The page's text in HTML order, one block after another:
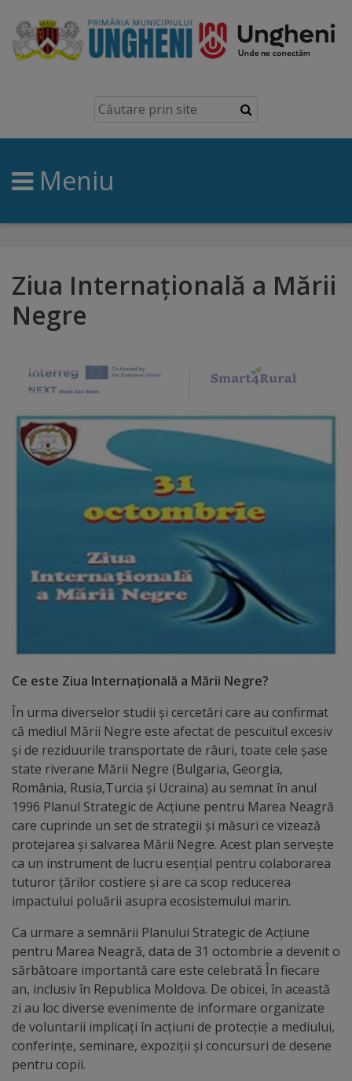
Ungheni
Prezentare
generală
Simbolurile
brand
Orașe
Distincții
Cetățeni
de
Deținători
titlului
„Merite
Diplome
de
Excelență
Ungheniul
turistic
Obiective
turistice
Sculpturi
(harta
sculpturilor)
Monumente
arhitecturale
Meniu
Ziua Internațională a Mării
Negre
Ce este Ziua Internațională a Mării Negre?
În urma diverselor studii și cercetări care au confirmat
că mediul Mării Negre este afectat de pescuitul excesiv
și de reziduurile transportate de râuri, toate cele șase
state riverane Mării Negre (Bulgaria, Georgia,
România, Rusia,Turcia și Ucraina) au semnat în anul
1996 Planul Strategic de Acțiune pentru Marea Neagră
care cuprinde un set de strategii și măsuri ce vizează
protejarea și salvarea Mării Negre. Acest plan servește
ca un instrument de lucru esențial pentru colaborarea
tuturor țărilor costiere și are ca scop reducerea
impactului poluării asupra ecosistemului marin.
Ca urmare a semnării Planului Strategic de Acțiune
pentru Marea Neagră, data de 31 octombrie a devenit o
sărbătoare importantă care este celebrată În fiecare
an, inclusiv în Republica Moldova. De obicei, în această
zi au loc diverse evenimente de informare organizate
de voluntarii implicați în acțiuni de protecție a mediului,
conferințe, seminare, expoziții și concursuri de desene
pentru copii.